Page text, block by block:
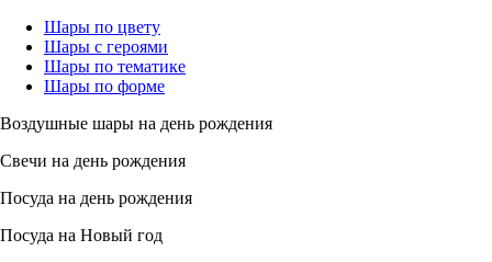
Шары по цвету
Шары с героями
Шары по тематике
Шары по форме
Воздушные шары на день рождения
Свечи на день рождения
Посуда на день рождения
Посуда на Новый год